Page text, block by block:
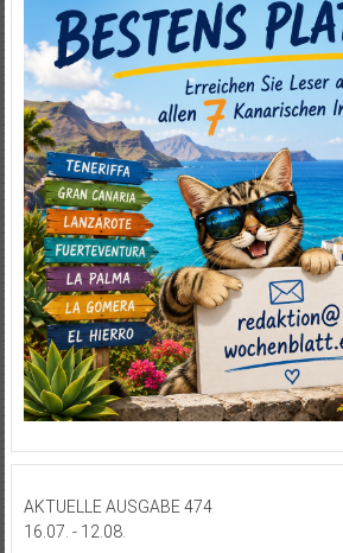
AKTUELLE AUSGABE 474
16.07. - 12.08.